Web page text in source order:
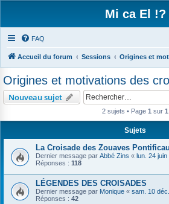
Mi ca El !?
FAQ
Accueil du forum Sessions Origines et
Origines et motivations des
Nouveau sujet
2 sujets • Page 1 sur 1
Sujets
La Croisade des Zouaves
Dernier message par Abbé Zins « lun. 24
Réponses : 118
LÉGENDES DES CROISADES
Dernier message par Monique « sam. 10
Réponses : 42